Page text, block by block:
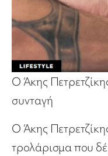
Ο Άκης
συνταγή
Ο Άκης
τρολάρισμα που